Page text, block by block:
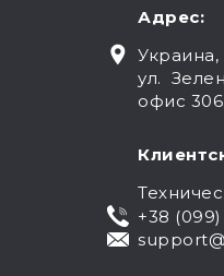
Адрес:
Украина,
ул.
офис
+38